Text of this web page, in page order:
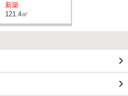
新築
121.4㎡